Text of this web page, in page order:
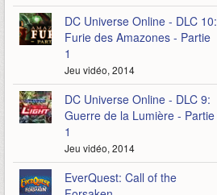
DC Universe Online - DLC 10:
Furie des Amazones - Partie
1
Jeu vidéo, 2014
DC Universe Online - DLC 9:
Guerre de la Lumière - Partie
1
Jeu vidéo, 2014
EverQuest: Call of the